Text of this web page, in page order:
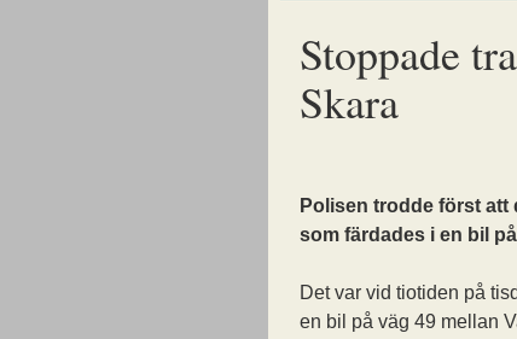
Stoppade
Skara
Polisen trodde först att
som färdades i en bil
Det var vid tiotiden på
en bil på väg 49 mellan